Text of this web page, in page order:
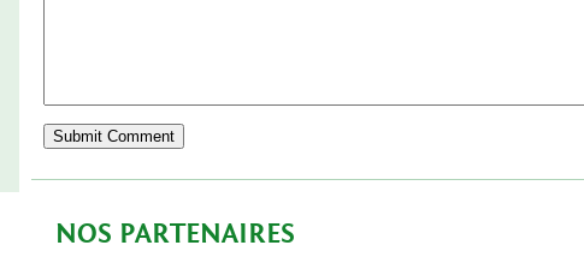
NOS PARTENAIRES